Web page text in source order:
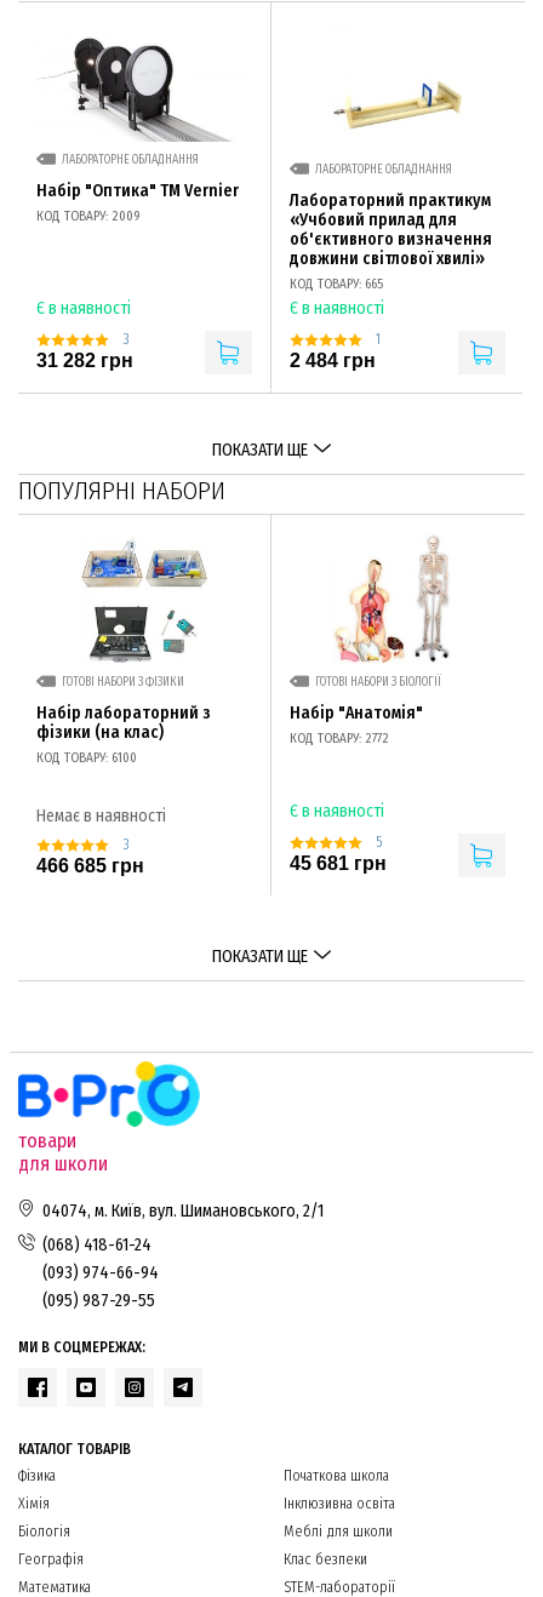
ЛАБОРАТОРНЕ ОБЛАДНАННЯ
Набір "Оптика" TM Vernier
КОД ТОВАРУ: 2009
Є в наявності
3
31 282 грн
ЛАБОРАТОРНЕ ОБЛАДНАННЯ
Лабораторний практикум
«Учбовий прилад для
об'єктивного визначення
довжини світлової хвилі»
КОД ТОВАРУ: 665
Є в наявності
1
2 484 грн
ПОКАЗАТИ ЩЕ
ПОПУЛЯРНІ НАБОРИ
ГОТОВІ НАБОРИ З ФІЗИКИ
Набір лабораторний з
фізики (на клас)
КОД ТОВАРУ: 6100
Немає в наявності
3
466 685 грн
ГОТОВІ НАБОРИ З БІОЛОГІЇ
Набір "Анатомія"
КОД ТОВАРУ: 2772
Є в наявності
5
45 681 грн
ПОКАЗАТИ ЩЕ
товари
для школи
04074, м. Київ, вул. Шимановського, 2/1
(068) 418-61-24
(093) 974-66-94
(095) 987-29-55
МИ В СОЦМЕРЕЖАХ:
КАТАЛОГ ТОВАРІВ
Фізика
Хімія
Біологія
Географія
Математика
Початкова школа
Інклюзивна освіта
Меблі для школи
Клас безпеки
STEM-лабораторії